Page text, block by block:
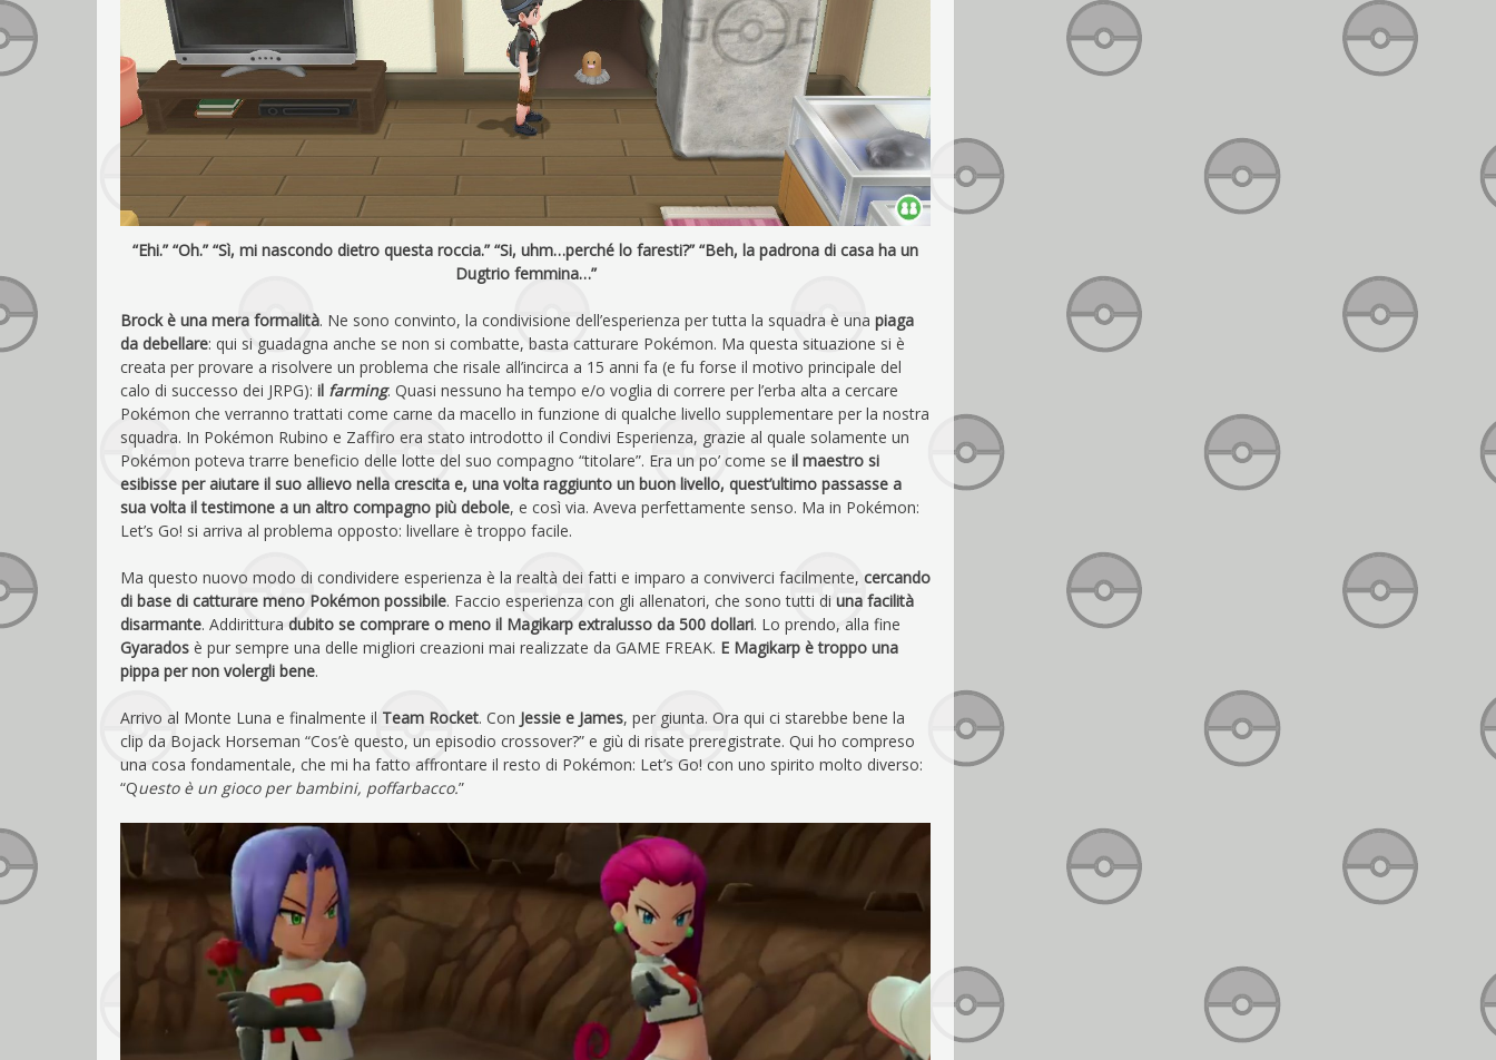
“Ehi.” “Oh.” “Sì, mi nascondo dietro questa roccia.” “Si, uhm…perché lo faresti?” “Beh, la padrona di casa ha un
Dugtrio femmina…”
Brock è una mera formalità. Ne sono convinto, la condivisione dell’esperienza per tutta la squadra è una piaga
da debellare: qui si guadagna anche se non si combatte, basta catturare Pokémon. Ma questa situazione si è
creata per provare a risolvere un problema che risale all’incirca a 15 anni fa (e fu forse il motivo principale del
calo di successo dei JRPG): il farming. Quasi nessuno ha tempo e/o voglia di correre per l’erba alta a cercare
Pokémon che verranno trattati come carne da macello in funzione di qualche livello supplementare per la nostra
squadra. In Pokémon Rubino e Zaffiro era stato introdotto il Condivi Esperienza, grazie al quale solamente un
Pokémon poteva trarre beneficio delle lotte del suo compagno “titolare”. Era un po’ come se il maestro si
esibisse per aiutare il suo allievo nella crescita e, una volta raggiunto un buon livello, quest’ultimo passasse a
sua volta il testimone a un altro compagno più debole, e così via. Aveva perfettamente senso. Ma in Pokémon:
Let’s Go! si arriva al problema opposto: livellare è troppo facile.
Ma questo nuovo modo di condividere esperienza è la realtà dei fatti e imparo a conviverci facilmente, cercando
di base di catturare meno Pokémon possibile. Faccio esperienza con gli allenatori, che sono tutti di una facilità
disarmante. Addirittura dubito se comprare o meno il Magikarp extralusso da 500 dollari. Lo prendo, alla fine
Gyarados è pur sempre una delle migliori creazioni mai realizzate da GAME FREAK. E Magikarp è troppo una
pippa per non volergli bene.
Arrivo al Monte Luna e finalmente il Team Rocket. Con Jessie e James, per giunta. Ora qui ci starebbe bene la
clip da Bojack Horseman “Cos’è questo, un episodio crossover?” e giù di risate preregistrate. Qui ho compreso
una cosa fondamentale, che mi ha fatto affrontare il resto di Pokémon: Let’s Go! con uno spirito molto diverso:
“Questo è un gioco per bambini, poffarbacco.”